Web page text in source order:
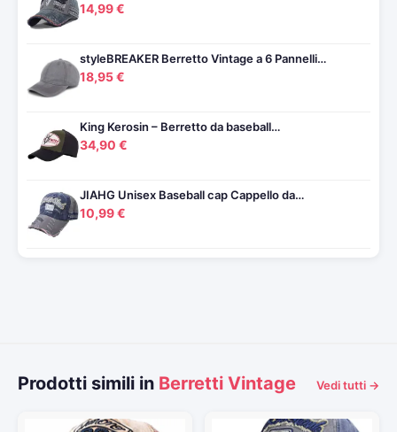
14,99 €
styleBREAKER Berretto Vintage a 6 Pannelli…
18,95 €
King Kerosin – Berretto da baseball…
34,90 €
JIAHG Unisex Baseball cap Cappello da…
10,99 €
Prodotti simili in Berretti Vintage Vedi tutti →